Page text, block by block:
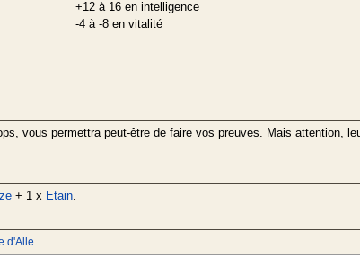
+12 à 16 en intelligence
-4 à -8 en vitalité
vous permettra peut-être de faire vos preuves. Mais attention,
+ 1 x Etain.
d'Alle